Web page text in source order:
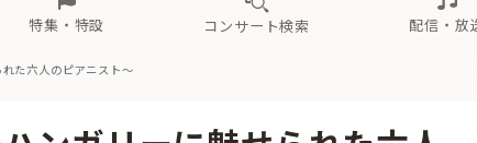
特集・特設
推す！間違いないオーケストラコンサート
過去の特集
コンサート検索 配信・放
た六人のピアニスト〜